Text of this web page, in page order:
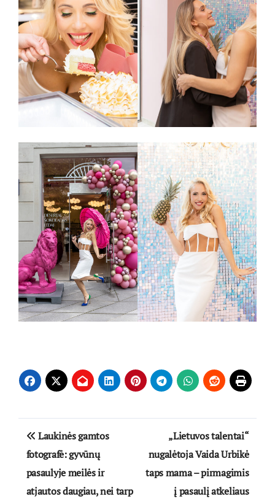
Navigacija
tarp
įrašų
Laukinės gamtos
fotografė: gyvūnų
pasaulyje meilės ir
atjautos daugiau, nei tarp
„Lietuvos talentai“
nugalėtoja Vaida Urbikė
taps mama – pirmagimis
į pasaulį atkeliaus